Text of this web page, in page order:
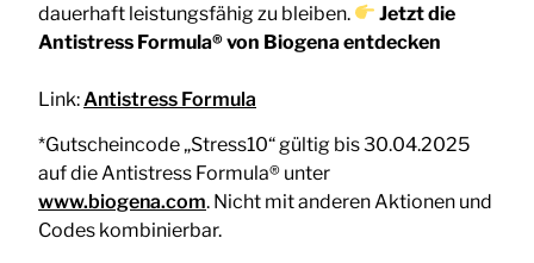
dauerhaft leistungsfähig zu bleiben.
Jetzt die
Antistress Formula® von Biogena entdecken
Link: Antistress Formula
*Gutscheincode „Stress10“ gültig bis 30.04.2025
auf die Antistress Formula® unter
www.biogena.com. Nicht mit anderen Aktionen und
Codes kombinierbar.